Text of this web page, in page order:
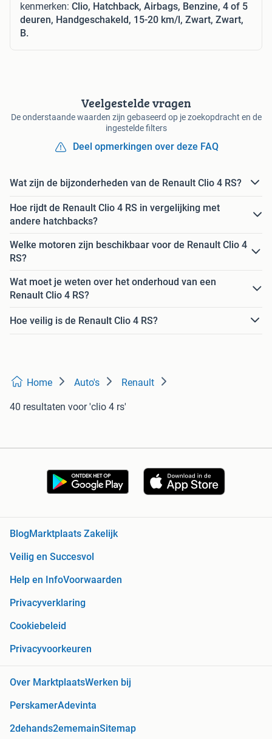
kenmerken: Clio, Hatchback, Airbags, Benzine, 4 of 5
deuren, Handgeschakeld, 15-20 km/l, Zwart, Zwart,
B.
Veelgestelde vragen
De onderstaande waarden zijn gebaseerd op je zoekopdracht en de
ingestelde filters
Deel opmerkingen over deze FAQ
Wat zijn de bijzonderheden van de Renault Clio 4 RS?
Hoe rijdt de Renault Clio 4 RS in vergelijking met
andere hatchbacks?
Welke motoren zijn beschikbaar voor de Renault Clio 4
RS?
Wat moet je weten over het onderhoud van een
Renault Clio 4 RS?
Hoe veilig is de Renault Clio 4 RS?
Home Auto's Renault
40 resultaten voor 'clio 4 rs'
Blog Marktplaats Zakelijk
Veilig en Succesvol
Help en InfoVoorwaarden
Privacyverklaring
Cookiebeleid
Privacyvoorkeuren
Over MarktplaatsWerken bij
PerskamerAdevinta
2dehands2ememainSitemap